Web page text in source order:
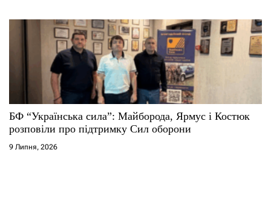
БФ “Українська сила”: Майборода, Ярмус і Костюк
розповіли про підтримку Сил оборони
9 Липня, 2026